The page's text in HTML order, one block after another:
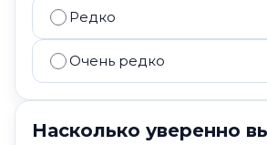
Редко
Очень редко
Насколько уверенно